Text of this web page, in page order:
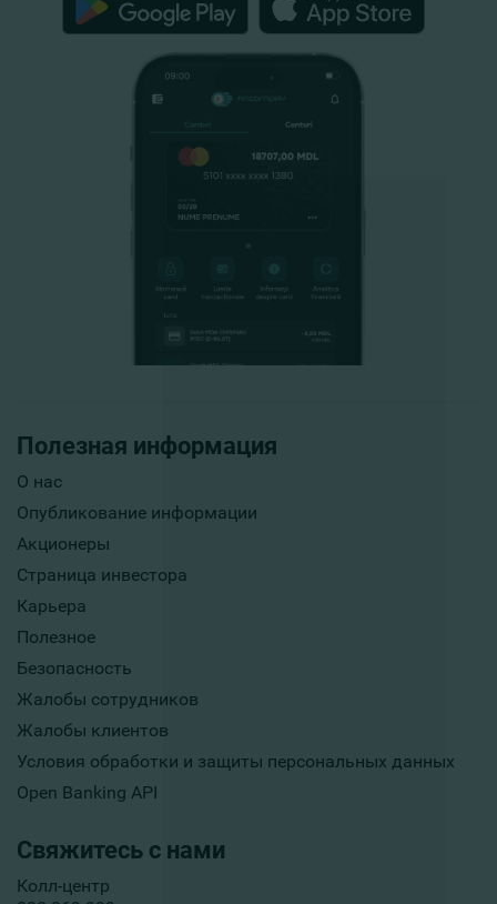
Полезная информация
О нас
Опубликование информации
Акционеры
Страница инвестора
Карьера
Полезное
Безопасность
Жалобы сотрудников
Жалобы клиентов
Условия обработки и защиты персональных данных
Open Banking API
Свяжитесь с нами
Колл-центр